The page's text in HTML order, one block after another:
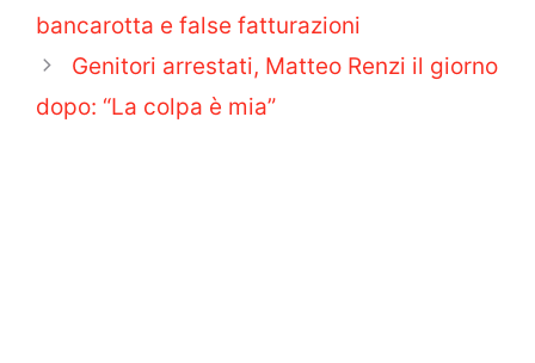
bancarotta e false fatturazioni
Genitori arrestati, Matteo Renzi il giorno
dopo: “La colpa è mia”